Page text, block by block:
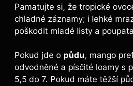
Pamatujte si, že tropické
chladné záznamy; i lehké
poškodit mladé listy a
Pokud jde o půdu, mango
odvodněné a písčité loamy s
5,5 do 7. Pokud máte těžší